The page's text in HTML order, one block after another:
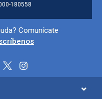
180558
sociales
Comunícate